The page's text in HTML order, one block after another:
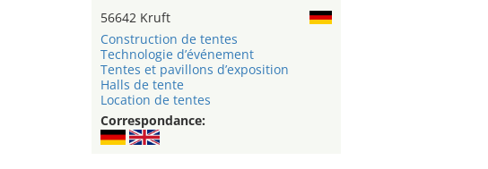
56642 Kruft
Construction de tentes
Technologie d’événement
Tentes et pavillons d’exposition
Halls de tente
Location de tentes
Correspondance: